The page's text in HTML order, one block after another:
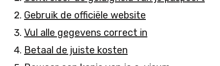
Gebruik de officiële website
Vul alle gegevens correct in
Betaal de juiste kosten